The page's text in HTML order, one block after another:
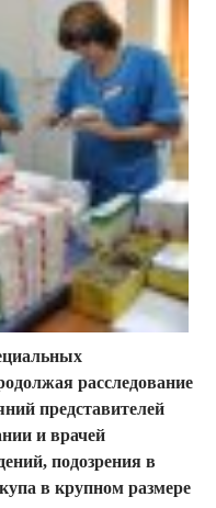
расследование
представителей
и врачей
подозрения в
в крупном размере